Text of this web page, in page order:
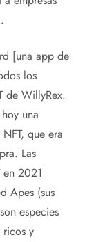
[una app de
los
de WillyRex.
una
que era
Las
2021
Apes (sus
especies
y